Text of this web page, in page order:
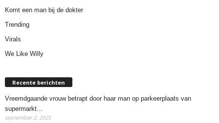
Komt een man bij de dokter
Trending
Virals
We Like Willy
Recente berichten
Vreemdgaande vrouw betrapt door haar man op parkeerplaats van
supermarkt…
september 2, 2025